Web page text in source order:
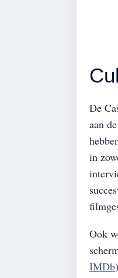
De
aan
in
Ook
IMDb